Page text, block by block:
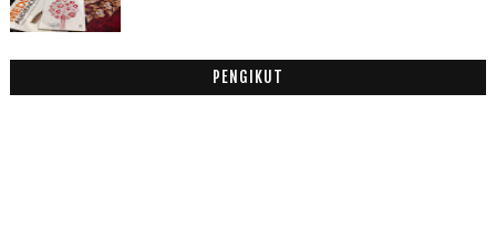
PENGIKUT